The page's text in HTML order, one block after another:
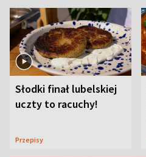
Słodki finał lubelskiej
uczty to racuchy!
Przepisy